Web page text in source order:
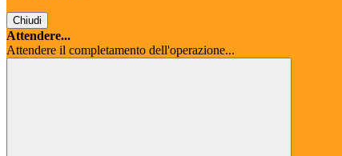
Chiudi
Attendere...
Attendere il completamento dell'operazione...